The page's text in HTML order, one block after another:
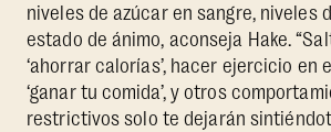
niveles de azúcar en sangre, niveles
estado de ánimo, aconseja Hake.
‘ahorrar calorías’, hacer ejercicio en
‘ganar tu comida’, y otros
restrictivos solo te dejarán